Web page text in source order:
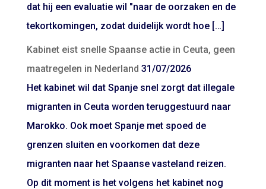
dat hij een evaluatie wil "naar de oorzaken en de
tekortkomingen, zodat duidelijk wordt hoe […]
Kabinet eist snelle Spaanse actie in Ceuta, geen
maatregelen in Nederland 31/07/2026
Het kabinet wil dat Spanje snel zorgt dat illegale
migranten in Ceuta worden teruggestuurd naar
Marokko. Ook moet Spanje met spoed de
grenzen sluiten en voorkomen dat deze
migranten naar het Spaanse vasteland reizen.
Op dit moment is het volgens het kabinet nog